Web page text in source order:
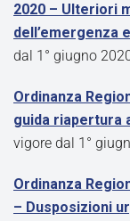
2020 – Ulteriori
dell’emergenza
dal 1° giugno
Ordinanza
guida riapertura
vigore dal 1°
Ordinanza
– Dusposizioni